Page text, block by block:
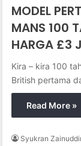
MODEL
MANS 100
HARGA £3
Kira – kira 100
British pertama
Read More »
Syukran